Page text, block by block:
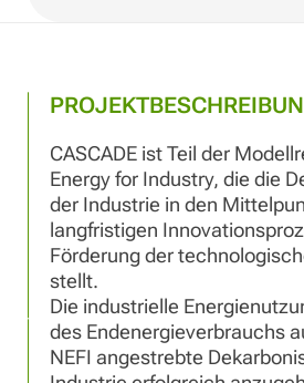
CASCADE ist Teil der
Energy for Industry, die die
der Industrie in den
langfristigen
Förderung der
stellt.
Die industrielle
des Endenergieverbrauchs
NEFI angestrebte